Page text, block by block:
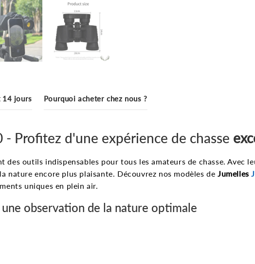
14 jours Pourquoi acheter chez nous ?
- Profitez d'une expérience de chasse
des outils indispensables pour tous les amateurs de chasse. Avec
nature encore plus plaisante. Découvrez nos modèles de Jumelles
uniques en plein air.
observation de la nature optimale